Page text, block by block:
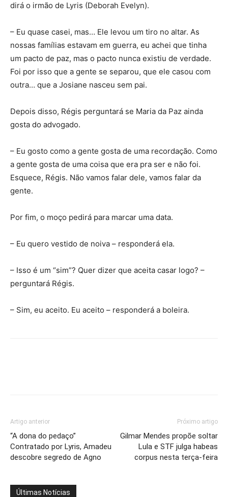
dirá o irmão de Lyris (Deborah Evelyn).
– Eu quase casei, mas… Ele levou um tiro no altar. As
nossas famílias estavam em guerra, eu achei que tinha
um pacto de paz, mas o pacto nunca existiu de verdade.
Foi por isso que a gente se separou, que ele casou com
outra… que a Josiane nasceu sem pai.
Depois disso, Régis perguntará se Maria da Paz ainda
gosta do advogado.
– Eu gosto como a gente gosta de uma recordação. Como
a gente gosta de uma coisa que era pra ser e não foi.
Esquece, Régis. Não vamos falar dele, vamos falar da
gente.
Por fim, o moço pedirá para marcar uma data.
– Eu quero vestido de noiva – responderá ela.
– Isso é um “sim”? Quer dizer que aceita casar logo? –
perguntará Régis.
– Sim, eu aceito. Eu aceito – responderá a boleira.
Artigo anterior
“A dona do pedaço”
Contratado por Lyris, Amadeu
descobre segredo de Agno
Próximo artigo
Gilmar Mendes propõe soltar
Lula e STF julga habeas
corpus nesta terça-feira
Últimas Notícias